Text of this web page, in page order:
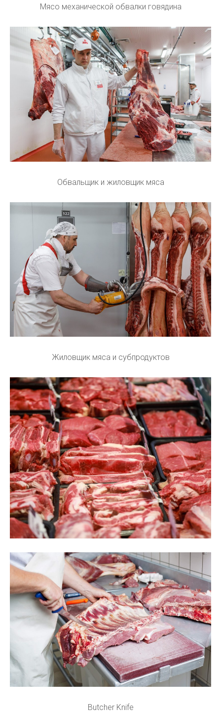
Мясо механической обвалки говядина
Обвальщик и жиловщик мяса
Жиловщик мяса и субпродуктов
Butcher Knife